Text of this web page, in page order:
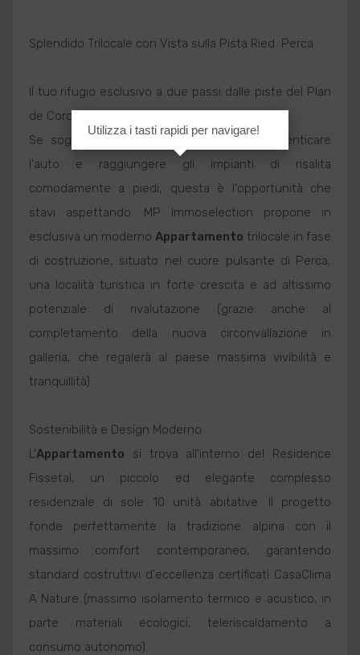
Splendido Trilocale con Vista sulla Pista Ried  Perca
Il tuo rifugio esclusivo a due passi dalle piste del Plan
de Corones.
Se sogni una casa di montagna dove dimenticare
l'auto e raggiungere gli impianti di risalita
comodamente a piedi, questa è l'opportunità che
stavi aspettando. MP Immoselection propone in
esclusiva un moderno Appartamento trilocale in fase
di costruzione, situato nel cuore pulsante di Perca,
una località turistica in forte crescita e ad altissimo
potenziale di rivalutazione (grazie anche al
completamento della nuova circonvallazione in
galleria, che regalerà al paese massima vivibilità e
tranquillità).
Sostenibilità e Design Moderno
L'Appartamento si trova all'interno del Residence
Fissetal, un piccolo ed elegante complesso
residenziale di sole 10 unità abitative. Il progetto
fonde perfettamente la tradizione alpina con il
massimo comfort contemporaneo, garantendo
standard costruttivi d'eccellenza certificati CasaClima
A Nature (massimo isolamento termico e acustico, in
parte materiali ecologici, teleriscaldamento a
consumo autonomo).
Utilizza i tasti rapidi per navigare!